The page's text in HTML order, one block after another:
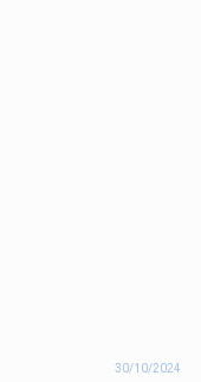
30/10/2024